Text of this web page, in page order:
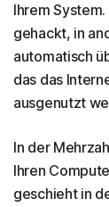
Ihrem
gehackt, in
automatisch
das das
ausgenutzt
In der
Ihren
geschieht in